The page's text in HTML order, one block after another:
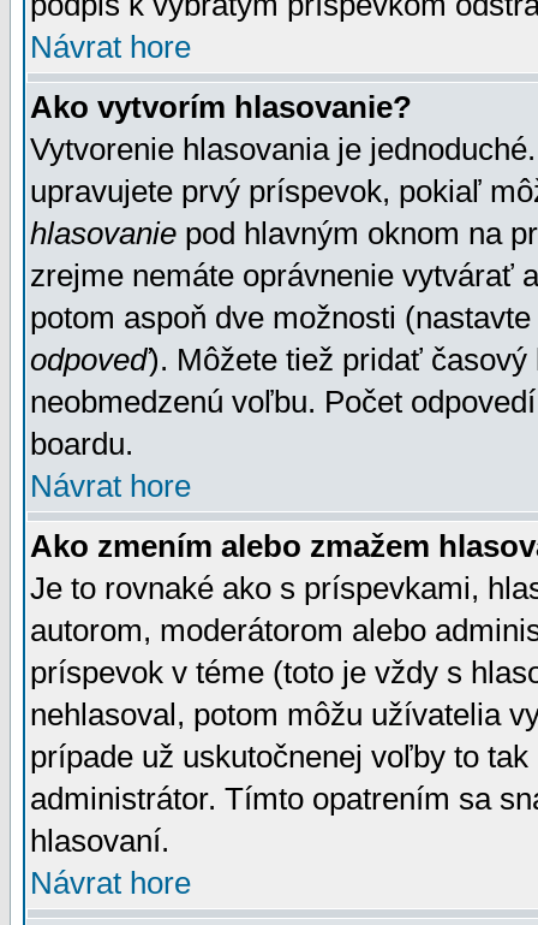
Návrat hore
Ako vytvorím hlasovanie?
Vytvorenie hlasovania je
upravujete prvý príspevok, pokiaľ
hlasovanie pod hlavným oknom na
zrejme nemáte oprávnenie vytvárať
potom aspoň dve možnosti
odpoveď). Môžete tiež pridať
neobmedzenú voľbu. Počet
boardu.
Návrat hore
Ako zmením alebo zmažem
Je to rovnaké ako s príspevkami,
autorom, moderátorom alebo
príspevok v téme (toto je vždy s
nehlasoval, potom môžu užívatelia
prípade už uskutočnenej voľby to
administrátor. Tímto opatrením sa
hlasovaní.
Návrat hore